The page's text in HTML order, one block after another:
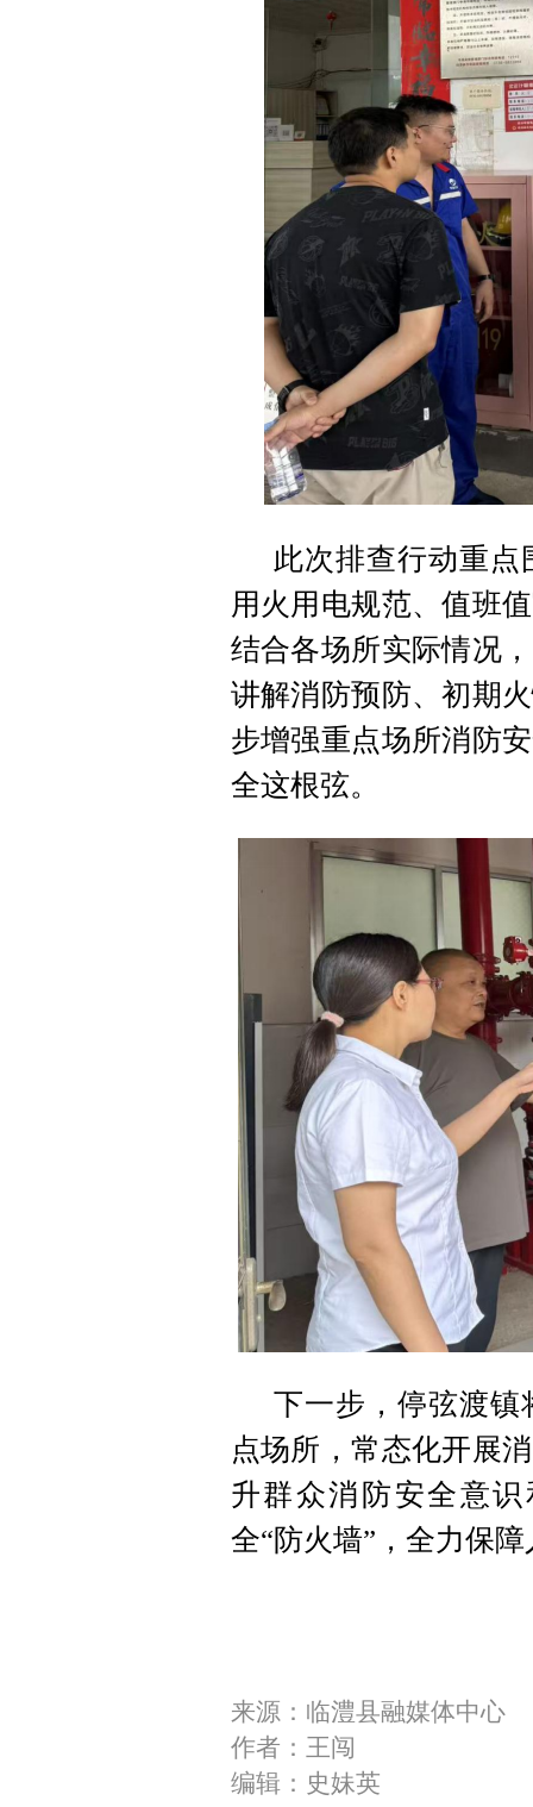
此次排查行动重
用火用电规范、值班
结合各场所实际情况
讲解消防预防、初期
步增强重点场所消防
全这根弦。
下一步，停弦渡镇
点场所，常态化开展
升群众消防安全意
全“防火墙”，全力保
来源：临澧县融媒体中心
作者：王闯
编辑：史妹英